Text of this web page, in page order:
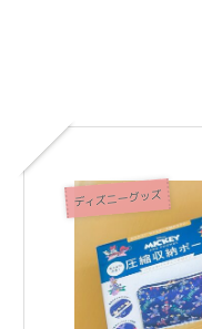
ディズニーグッズ